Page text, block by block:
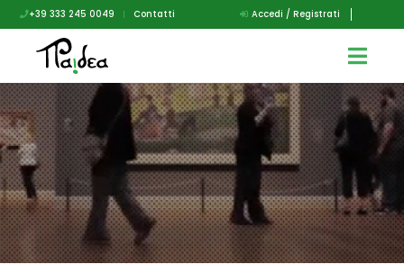
+39 333 245 0049 | Contatti Accedi / Registrati